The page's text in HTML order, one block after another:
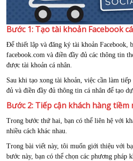
Bước 1: Tạo tài khoản Facebook
Để thiết lập và đăng ký tài khoản Facebook,
facebook.com và điền đầy đủ các thông tin
được tài khoản cá nhân.
Sau khi tạo xong tài khoản, việc cần làm tiếp
đủ và điền đầy đủ thông tin cá nhân để tạo
Bước 2: Tiếp cận khách hàng tiềm
Trong bước thứ hai, bạn có thể liên hệ với
nhiều cách khác nhau.
Trong bài viết này, tôi muốn giới thiệu với
bước này, bạn có thể chọn các phương pháp